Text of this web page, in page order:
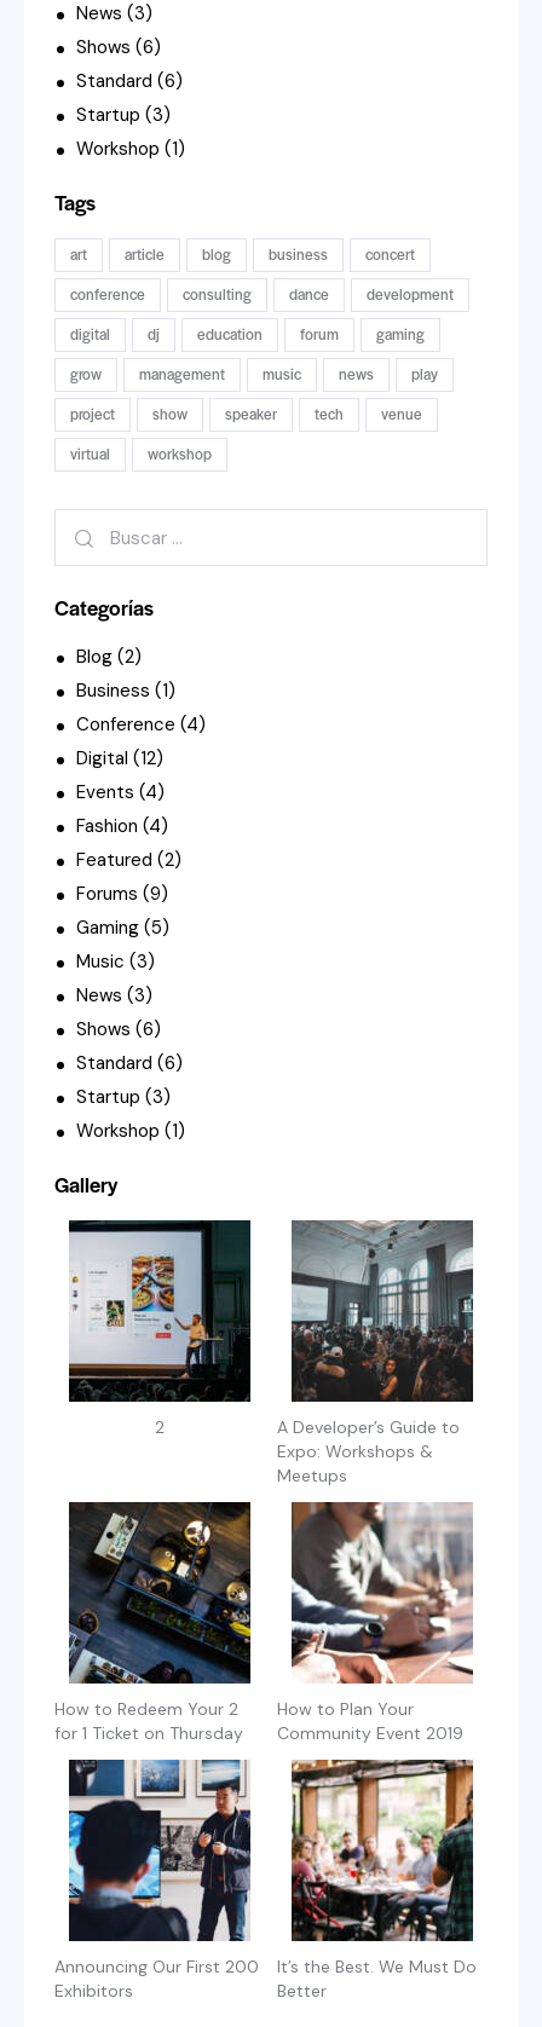
News (3)
Shows (6)
Standard (6)
Startup (3)
Workshop (1)
Tags
art article blog business
concert
conference
consulting dance
development
digital
dj education forum
gaming
grow
management music news
play
project
show speaker tech
venue
virtual
workshop
Categorías
Blog (2)
Business (1)
Conference (4)
Digital (12)
Events (4)
Fashion (4)
Featured (2)
Forums (9)
Gaming (5)
Music (3)
News (3)
Shows (6)
Standard (6)
Startup (3)
Workshop (1)
Gallery
2
A Developer’s Guide to
Expo: Workshops &
Meetups
How to Redeem Your 2
for 1 Ticket on Thursday
How to Plan Your
Community Event 2019
Announcing Our First 200
Exhibitors
It’s the Best. We Must Do
Better